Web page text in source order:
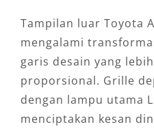
Tampilan luar Toyota
mengalami
garis desain yang
proporsional. Grille
dengan lampu utama
menciptakan kesan